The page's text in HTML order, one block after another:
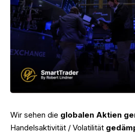
Wir sehen die globalen Aktien
Handelsaktivität / Volatilität